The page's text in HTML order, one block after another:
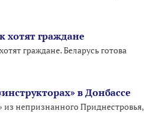
хотят граждане
граждане. Беларусь готова
в Донбассе
непризнанного Приднестровья,